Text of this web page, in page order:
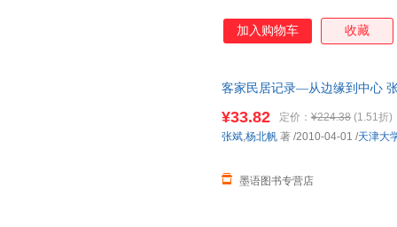
加入购物车 收藏
客家民居记录—从边缘到中心
¥33.82 定价： ¥224.38 (1.51折)
墨语图书专营店
张斌,杨北帆 著 /2010-04-01 /天津大